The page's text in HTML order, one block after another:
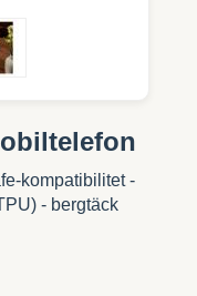
kompatibilitet -
- bergtäck